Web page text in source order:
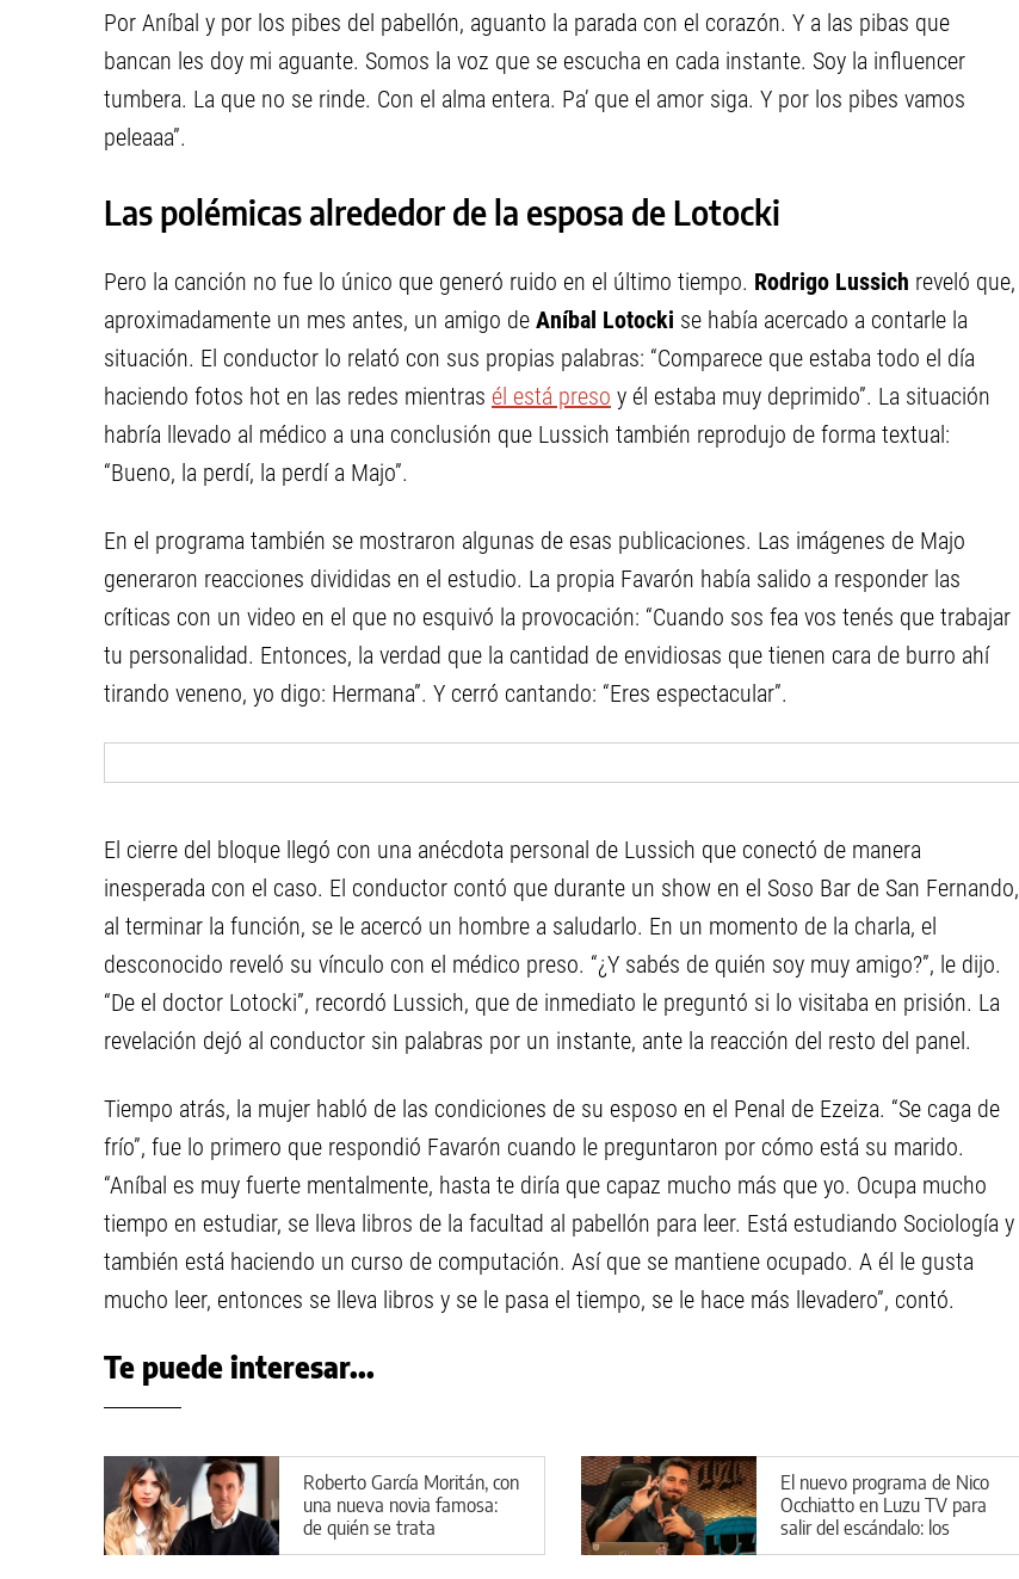
Por Aníbal y por los pibes del pabellón, aguanto la parada con el corazón. Y a las pibas que
bancan les doy mi aguante. Somos la voz que se escucha en cada instante. Soy la influencer
tumbera. La que no se rinde. Con el alma entera. Pa’ que el amor siga. Y por los pibes vamos
peleaaa”.
Las polémicas alrededor de la esposa de Lotocki
Pero la canción no fue lo único que generó ruido en el último tiempo. Rodrigo Lussich reveló que,
aproximadamente un mes antes, un amigo de Aníbal Lotocki se había acercado a contarle la
situación. El conductor lo relató con sus propias palabras: “Comparece que estaba todo el día
haciendo fotos hot en las redes mientras él está preso y él estaba muy deprimido”. La situación
habría llevado al médico a una conclusión que Lussich también reprodujo de forma textual:
“Bueno, la perdí, la perdí a Majo”.
En el programa también se mostraron algunas de esas publicaciones. Las imágenes de Majo
generaron reacciones divididas en el estudio. La propia Favarón había salido a responder las
críticas con un video en el que no esquivó la provocación: “Cuando sos fea vos tenés que trabajar
tu personalidad. Entonces, la verdad que la cantidad de envidiosas que tienen cara de burro ahí
tirando veneno, yo digo: Hermana”. Y cerró cantando: “Eres espectacular”.
El cierre del bloque llegó con una anécdota personal de Lussich que conectó de manera
inesperada con el caso. El conductor contó que durante un show en el Soso Bar de San Fernando,
al terminar la función, se le acercó un hombre a saludarlo. En un momento de la charla, el
desconocido reveló su vínculo con el médico preso. “¿Y sabés de quién soy muy amigo?”, le dijo.
“De el doctor Lotocki”, recordó Lussich, que de inmediato le preguntó si lo visitaba en prisión. La
revelación dejó al conductor sin palabras por un instante, ante la reacción del resto del panel.
Tiempo atrás, la mujer habló de las condiciones de su esposo en el Penal de Ezeiza. “Se caga de
frío”, fue lo primero que respondió Favarón cuando le preguntaron por cómo está su marido.
“Aníbal es muy fuerte mentalmente, hasta te diría que capaz mucho más que yo. Ocupa mucho
tiempo en estudiar, se lleva libros de la facultad al pabellón para leer. Está estudiando Sociología y
también está haciendo un curso de computación. Así que se mantiene ocupado. A él le gusta
mucho leer, entonces se lleva libros y se le pasa el tiempo, se le hace más llevadero”, contó.
Te puede interesar...
Roberto García Moritán, con
una nueva novia famosa:
de quién se trata
El nuevo programa de Nico
Occhiatto en Luzu TV para
salir del escándalo: los
detalles